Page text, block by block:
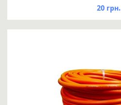
20 грн.